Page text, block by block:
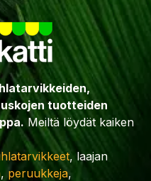
tuotteiden
Meiltä löydät kaiken
, laajan
, peruukkeja,